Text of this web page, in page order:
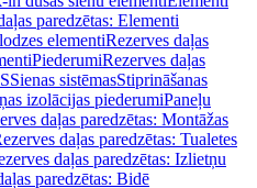
paredzētas: Elementi
elementiRezerves daļas
PiederumiRezerves daļas
Sienas sistēmasStiprināšanas
izolācijas piederumiPaneļu
daļas paredzētas: Montāžas
daļas paredzētas: Tualetes
daļas paredzētas: Izlietņu
paredzētas: Bidē